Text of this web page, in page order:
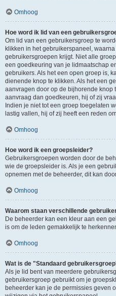
Omhoog
Hoe word ik lid van een
Om lid van een gebruikersgroep te
klikken in het gebruikerspaneel,
gebruikersgroepen krijgt. Niet alle
een goedkeuring van je lidmaatschap
gebruikers. Als het een open groep is,
dienende knop te klikken. Als het een
aanvragen door op de bijhorende knop
aanvraag dan goedkeuren, hij of zij
Indien je niet tot een groep toegelaten
lastig vallen, hij of zij heeft een reden
Omhoog
Hoe word ik een groepsleider?
Gebruikersgroepen worden door de
wie de groepsleider is. Als je een
opnemen met de beheerder, dit kan
Omhoog
Waarom staan verschillende
De beheerder kan een kleur aan een
is om de leden gemakkelijk te
Omhoog
Wat is de "Standaard
Als je lid bent van meerdere
gebruikersgroep gebruikt om je
beheerder kan je de permissies geven